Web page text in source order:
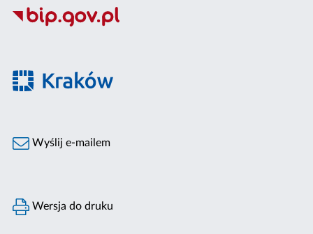
Wyślij e-mailem
Wersja do druku